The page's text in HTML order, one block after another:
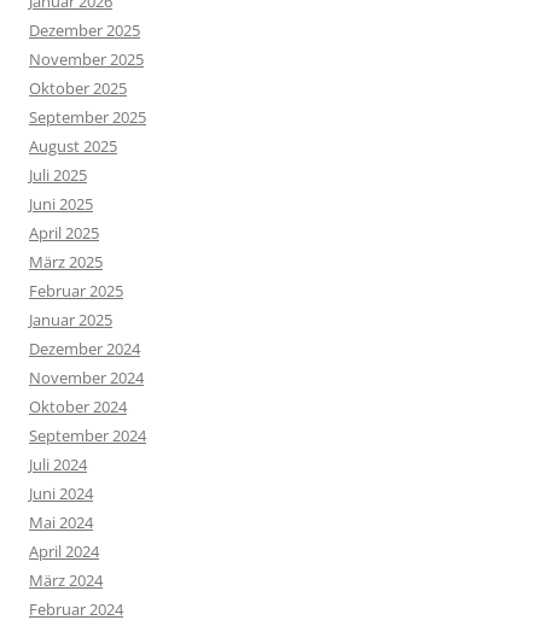
Dezember 2025
November 2025
Oktober 2025
September 2025
August 2025
Juli 2025
Juni 2025
April 2025
März 2025
Februar 2025
Januar 2025
Dezember 2024
November 2024
Oktober 2024
September 2024
Juli 2024
Juni 2024
Mai 2024
April 2024
März 2024
Februar 2024